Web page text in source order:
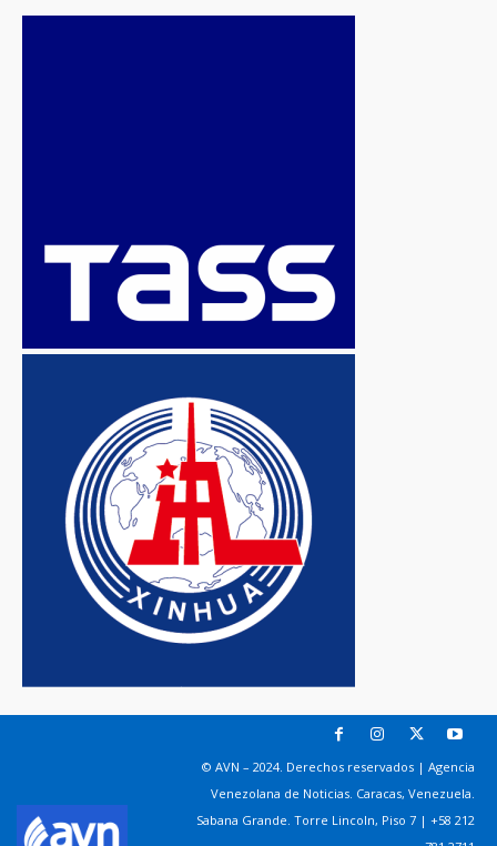
© AVN – 2024. Derechos reservados | Agencia
Venezolana de Noticias. Caracas, Venezuela.
Sabana Grande. Torre Lincoln, Piso 7 | +58 212